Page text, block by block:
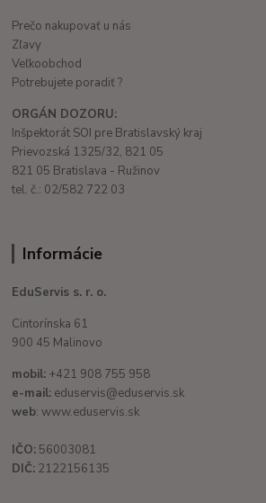
Prečo nakupovať u nás
Zľavy
Veľkoobchod
Potrebujete poradiť ?
ORGÁN DOZORU:
Inšpektorát SOI pre Bratislavský kraj
Prievozská 1325/32, 821 05
821 05 Bratislava - Ružinov
tel. č.: 02/582 722 03
Informácie
EduServis s. r. o.
Cintorínska 61
900 45 Malinovo
mobil: +421 908 755 958
e-mail: eduservis@eduservis.sk
web: www.eduservis.sk
IČO: 56003081
DIČ: 2122156135